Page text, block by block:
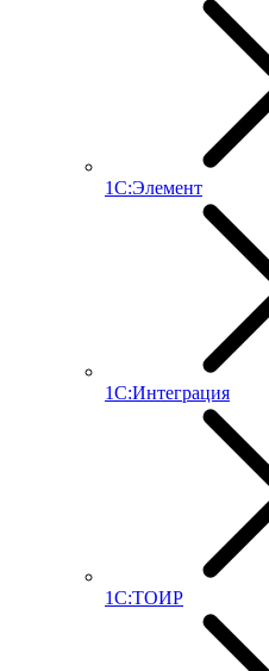
1С:Элемент
1С:Интеграция
1С:ТОИР